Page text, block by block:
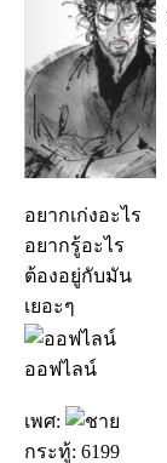
อยากเก่งอะไร
อยากรู้อะไร
ต้องอยู่กับมัน
เยอะๆ
ออฟไลน์
เพศ:
กระทู้: 6199